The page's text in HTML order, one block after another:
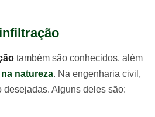
também são conhecidos, além
natureza. Na engenharia civil,
desejadas. Alguns deles são: